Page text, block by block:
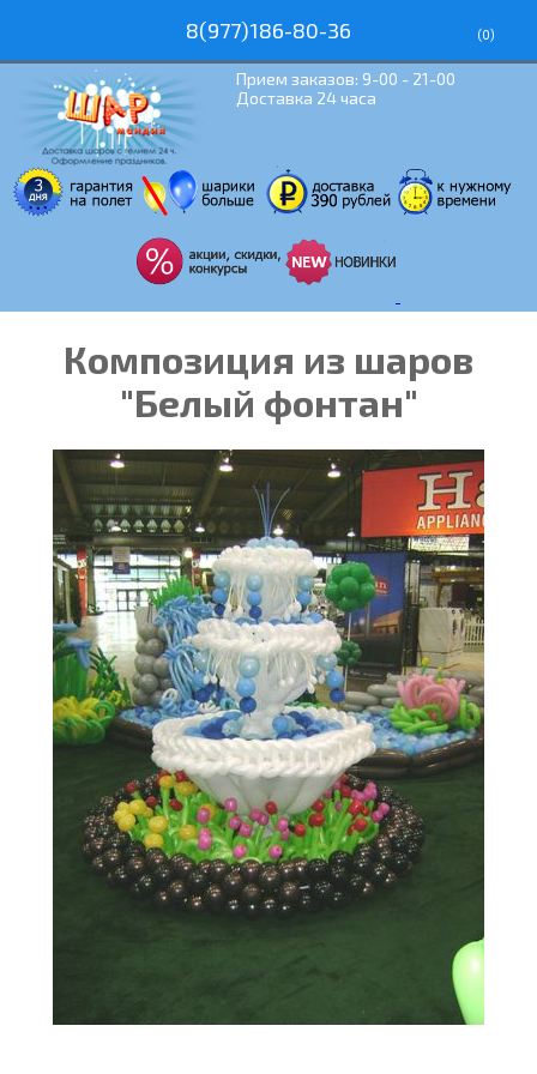
8(977)186-80-36 (0)
Прием заказов: 9-00 - 21-00
Доставка 24 часа
Композиция из шаров
"Белый фонтан"